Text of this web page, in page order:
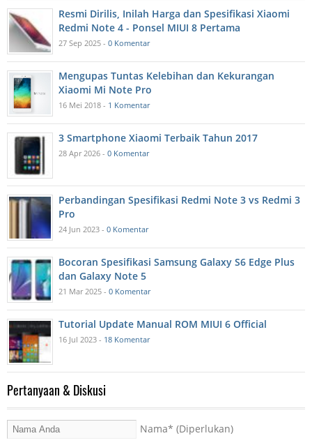
Resmi Dirilis, Inilah Harga dan Spesifikasi Xiaomi
Redmi Note 4 - Ponsel MIUI 8 Pertama
27 Sep 2025 - 0 Komentar
Mengupas Tuntas Kelebihan dan Kekurangan
Xiaomi Mi Note Pro
16 Mei 2018 - 1 Komentar
3 Smartphone Xiaomi Terbaik Tahun 2017
28 Apr 2026 - 0 Komentar
Perbandingan Spesifikasi Redmi Note 3 vs Redmi 3
Pro
24 Jun 2023 - 0 Komentar
Bocoran Spesifikasi Samsung Galaxy S6 Edge Plus
dan Galaxy Note 5
21 Mar 2025 - 0 Komentar
Tutorial Update Manual ROM MIUI 6 Official
16 Jul 2023 - 18 Komentar
Pertanyaan & Diskusi
Nama* (Diperlukan)